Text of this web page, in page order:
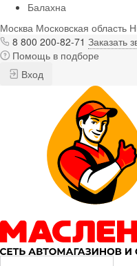
Балахна
Москва Московская область
8 800 200-82-71 Заказать
Помощь в подборе
Вход